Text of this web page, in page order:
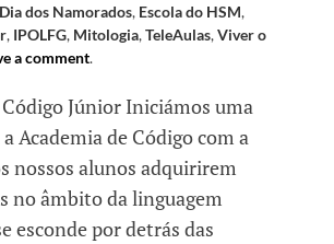
Dia dos Namorados, Escola do HSM,
, IPOLFG, Mitologia,TeleAulas,Viver o
a comment.
Júnior Iniciámos uma
Academia de Código com a
nossos alunos adquirirem
no âmbito da linguagem
esconde por detrás das